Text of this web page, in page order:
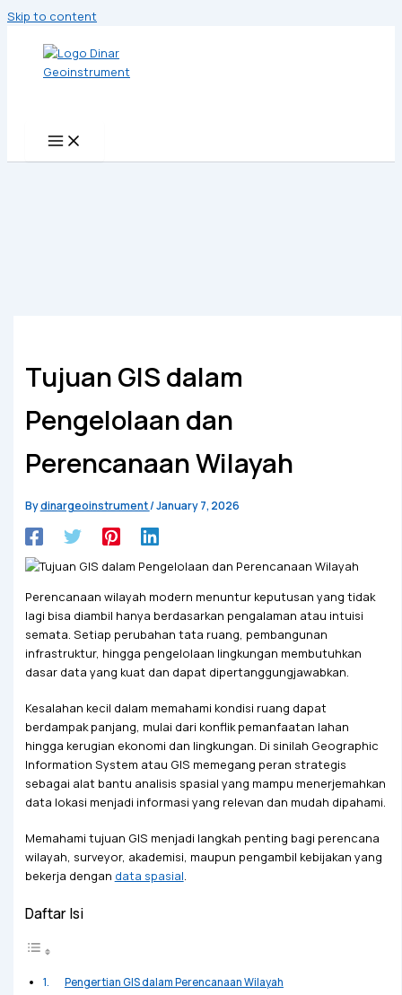
Skip to content
Tujuan GIS dalam
Pengelolaan dan
Perencanaan Wilayah
Bydinargeoinstrument/January 7, 2026
Perencanaan wilayah modern menuntur keputusan yang tidak
lagi bisa diambil hanya berdasarkan pengalaman atau intuisi
semata. Setiap perubahan tata ruang, pembangunan
infrastruktur, hingga pengelolaan lingkungan membutuhkan
dasar data yang kuat dan dapat dipertanggungjawabkan.
Kesalahan kecil dalam memahami kondisi ruang dapat
berdampak panjang, mulai dari konflik pemanfaatan lahan
hingga kerugian ekonomi dan lingkungan. Di sinilah Geographic
Information System atau GIS memegang peran strategis
sebagai alat bantu analisis spasial yang mampu menerjemahkan
data lokasi menjadi informasi yang relevan dan mudah dipahami.
Memahami tujuan GIS menjadi langkah penting bagi perencana
wilayah, surveyor, akademisi, maupun pengambil kebijakan yang
bekerja dengan data spasial.
Daftar Isi
Pengertian GIS dalam Perencanaan Wilayah